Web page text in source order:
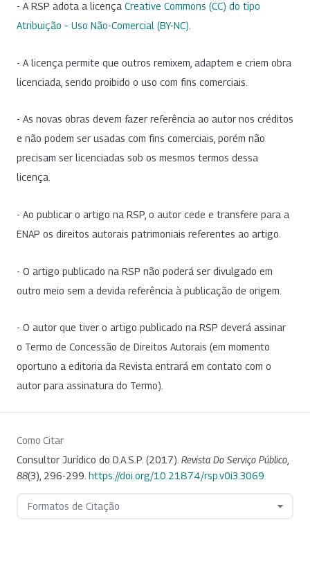
- A RSP adota a licença Creative Commons (CC) do tipo
Atribuição – Uso Não-Comercial (BY-NC)
- A licença permite que outros remixem, adaptem e criem obra
licenciada, sendo proibido o uso com fins comerciais.
- As novas obras devem fazer referência ao autor nos créditos
e não podem ser usadas com fins comerciais, porém não
precisam ser licenciadas sob os mesmos termos dessa
licença.
- Ao publicar o artigo na RSP, o autor cede e transfere para a
ENAP os direitos autorais patrimoniais referentes ao artigo.
- O artigo publicado na RSP não poderá ser divulgado em
outro meio sem a devida referência à publicação de origem.
- O autor que tiver o artigo publicado na RSP deverá assinar
o Termo de Concessão de Direitos Autorais (em momento
oportuno a editoria da Revista entrará em contato com o
autor para assinatura do Termo).
Como Citar
Consultor Jurídico do D.A.S.P. (2017). Revista Do Serviço Público
88(3), 296-299. https://doi.org/10.21874/rsp.v0i3.3069
Formatos de Citação